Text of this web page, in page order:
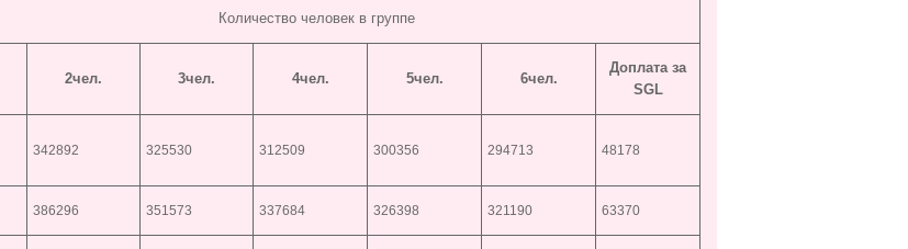
Количество человек в группе
2чел. 3чел. 4чел. 5чел. 6чел.
Доплата за
SGL
342892 325530 312509 300356 294713 48178
386296 351573 337684 326398 321190 63370